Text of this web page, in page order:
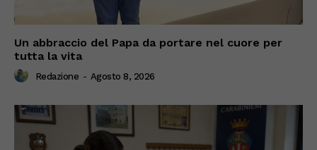
Un abbraccio del Papa da portare nel cuore per
tutta la vita
Redazione - Agosto 8, 2026